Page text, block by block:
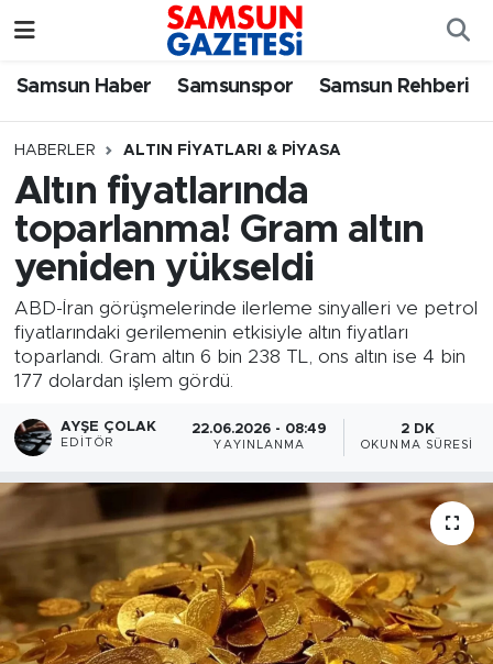
Samsun Haber Samsunspor Samsun Rehberi
HABERLER ALTIN FIYATLARI & PIYASA
Altın fiyatlarında
toparlanma! Gram altın
yeniden yükseldi
ABD-İran görüşmelerinde ilerleme sinyalleri ve petrol
fiyatlarındaki gerilemenin etkisiyle altın fiyatları
toparlandı. Gram altın 6 bin 238 TL, ons altın ise 4 bin
177 dolardan işlem gördü.
AYŞE ÇOLAK
EDITÖR
22.06.2026 - 08:49
YAYINLANMA
2 DK
OKUNMA SÜRESI
Samsun Haber
Samsun Rehberi
Resmi İlanlar
Samsun Nöbetçi Eczaneler
Samsun Hava Durumu
SAMSUN Namaz Vakitleri
Samsun Trafik Yoğunluk Haritası
Süper Lig Puan Durumu ve Fikstür
Tüm Manşetler
Son Dakika Haberleri